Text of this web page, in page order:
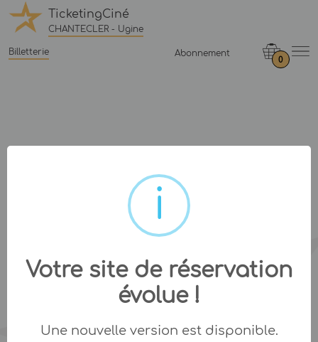
TicketingCiné
CHANTECLER - Ugine
Billetterie Abonnement
0
Votre site de réservation
évolue !
Une nouvelle version est disponible.